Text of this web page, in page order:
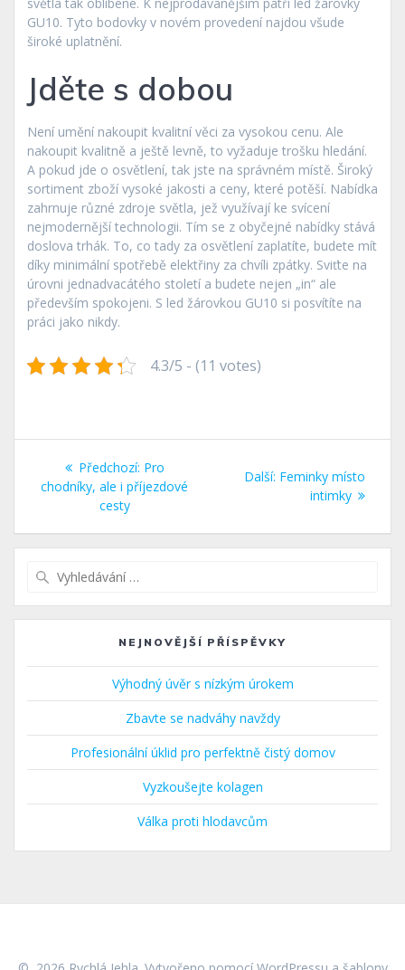
GU10. Tyto bodovky v novém provedení najdou všude
široké uplatnění.
Jděte s dobou
Není umění nakoupit kvalitní věci za vysokou cenu. Ale
nakoupit kvalitně a ještě levně, to vyžaduje trošku hledání.
A pokud jde o osvětlení, tak jste na správném místě. Široký
sortiment zboží vysoké jakosti a ceny, které potěší. Nabídka
zahrnuje různé zdroje světla, jež využívají ke svícení
nejmodernější technologii. Tím se z obyčejné nabídky stává
doslova trhák. To, co tady za osvětlení zaplatíte, budete mít
díky minimální spotřebě elektřiny za chvíli zpátky. Sviťte na
úrovni jednadvacátého století a budete nejen „in“ ale
především spokojeni. S led žárovkou GU10 si posvítíte na
práci jako nikdy.
4.3/5 - (11 votes)
Navigace
pro
příspěvek
Předchozí: Předchozí
příspěvek:
Pro
chodníky, ale i příjezdové
cesty
Další: Další
příspěvek:
Feminky místo
intimky
NEJNOVĚJŠÍ PŘÍSPĚVKY
Výhodný úvěr s nízkým úrokem
Zbavte se nadváhy navždy
Profesionální úklid pro perfektně čistý domov
Vyzkoušejte kolagen
Válka proti hlodavcům